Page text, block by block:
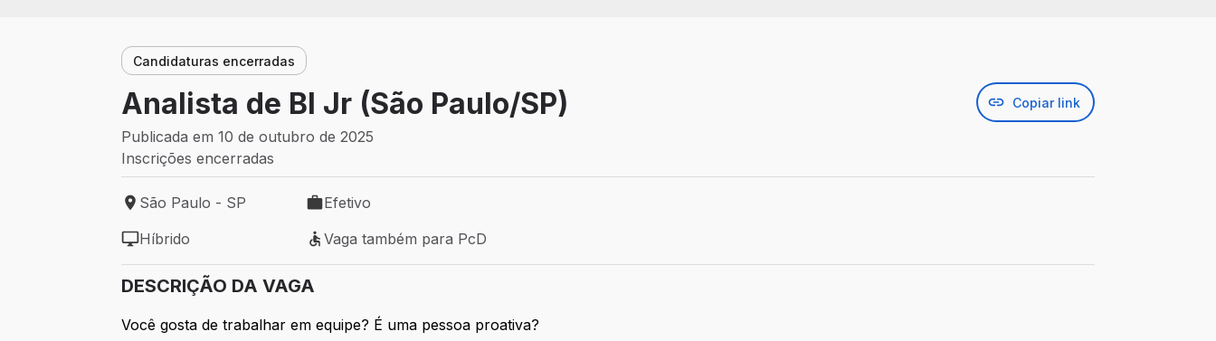
Candidaturas encerradas
Analista de BI Jr (São Paulo/SP) Copiar link
Publicada em 10 de outubro de 2025
Inscrições encerradas
Local de trabalho: São Paulo - SP
São Paulo - SP
Tipo de vaga: Efetivo
Efetivo
Modelo de trabalho: Híbrido
Híbrido
Vaga também para PcD
Vaga também para PcD
DESCRIÇÃO DA VAGA
Você gosta de trabalhar em equipe? É uma pessoa proativa?